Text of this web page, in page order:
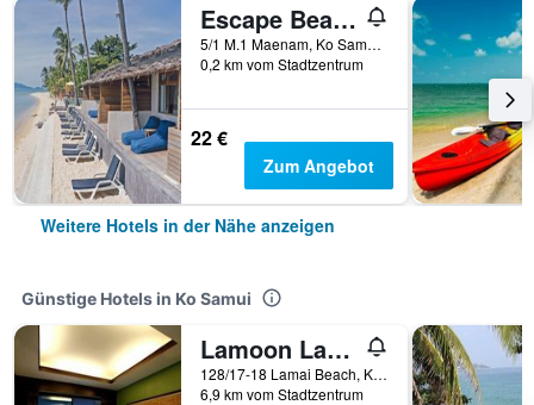
Escape Beach Resort
5/1 M.1 Maenam, Ko Samui, Thailand
0,2 km vom Stadtzentrum
22 €
Zum Angebot
Weitere Hotels in der Nähe anzeigen
Günstige Hotels in Ko Samui
Lamoon Lamai Residence & Guesthouse
128/17-18 Lamai Beach, Ko Samui, Thailand
6,9 km vom Stadtzentrum